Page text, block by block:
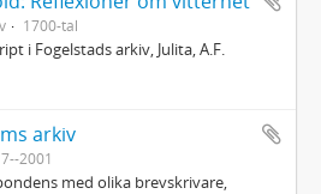
1700-tal
i Fogelstads arkiv, Julita, A.F.
arkiv
2001
med olika brevskrivare,